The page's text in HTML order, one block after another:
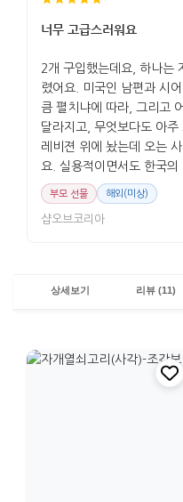
너무 고급스러워요
2개 구입했는데요, 하나는
렸어요. 미국인 남편과 시
큼 펼치냐에 따라, 그리고
달라지고, 무엇보다도 아
레비젼 위에 놨는데 오는
요. 실용적이면서도 한국의
부모 선물 해외(미상)
샵오브코리아
상세보기 리뷰 (11)